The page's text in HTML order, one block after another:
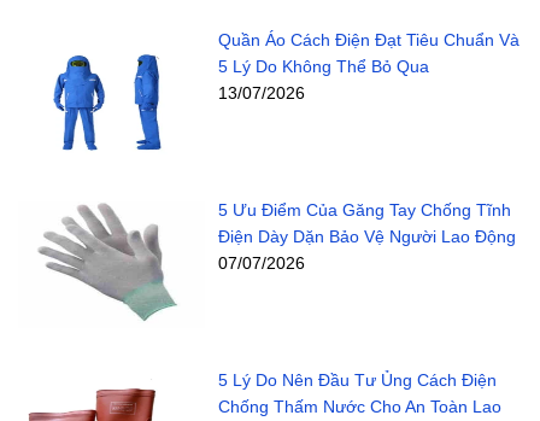
Quần Áo Cách Điện Đạt Tiêu Chuẩn Và
5 Lý Do Không Thể Bỏ Qua
13/07/2026
5 Ưu Điểm Của Găng Tay Chống Tĩnh
Điện Dày Dặn Bảo Vệ Người Lao Động
07/07/2026
5 Lý Do Nên Đầu Tư Ủng Cách Điện
Chống Thấm Nước Cho An Toàn Lao